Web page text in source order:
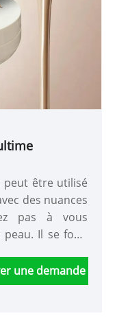
peut être utilisé
des nuances
pas à vous
Il se fond
et résiste à la
de teint sûr
une demande